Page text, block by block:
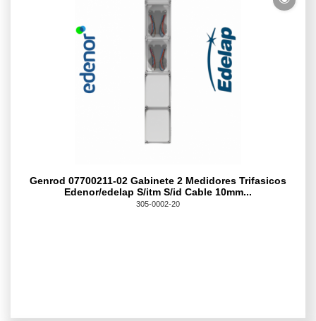
Genrod 07700211-02 Gabinete 2 Medidores Trifasicos
Edenor/edelap S/itm S/id Cable 10mm...
305-0002-20